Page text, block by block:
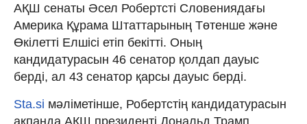
АҚШ сенаты Әсел Робертсті Словениядағы
Америка Құрама Штаттарының Төтенше және
Өкілетті Елшісі етіп бекітті. Оның
кандидатурасын 46 сенатор қолдап дауыс
берді, ал 43 сенатор қарсы дауыс берді.
Sta.si мәліметінше, Робертстің кандидатурасын
ақпанда АҚШ президенті Дональд Трамп